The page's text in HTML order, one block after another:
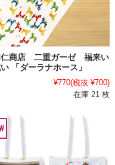
仁商店 二重ガーゼ 福来い
「ダーラナホース」
¥770(税抜 ¥700)
在庫 21 枚